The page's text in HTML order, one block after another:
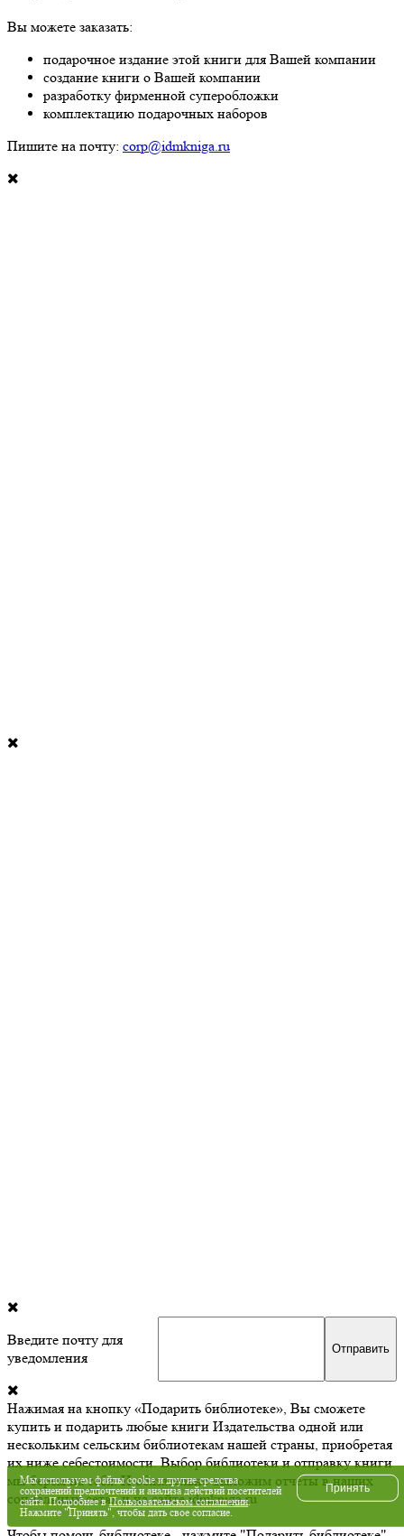
Вы можете заказать:
подарочное издание этой книги для Вашей компании
создание книги о Вашей компании
разработку фирменной суперобложки
комплектацию подарочных наборов
Пишите на почту: corp@idmkniga.ru
Введите почту для
уведомления
Нажимая на кнопку «Подарить библиотеке», Вы сможете
купить и подарить любые книги Издательства одной или
нескольким сельским библиотекам нашей страны, приобретая
их ниже себестоимости. Выбор библиотеки и отправку книги
мы берем на себя. И обязательно выложим отчеты в наших
социальных сетях и на сайте idmkniga.ru
Мы используем файлы cookie и другие средства
сохранений предпочтений и анализа действий посетителей
сайта. Подробнее вПользовательском соглашении.
Нажмите "Принять", чтобы дать свое согласие.
Принять